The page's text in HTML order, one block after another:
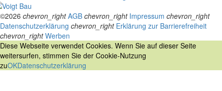
©2026 chevron_right AGB chevron_right Impressum chevron_right
Datenschutzerklärung chevron_right Erklärung zur Barrierefreiheit
chevron_right Werben
Diese Webseite verwendet Cookies. Wenn Sie auf dieser Seite
weitersurfen, stimmen Sie der Cookie-Nutzung
zuOKDatenschutzerklärung